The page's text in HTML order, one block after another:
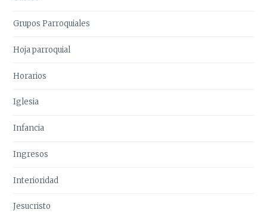
Grupos Parroquiales
Hoja parroquial
Horarios
Iglesia
Infancia
Ingresos
Interioridad
Jesucristo